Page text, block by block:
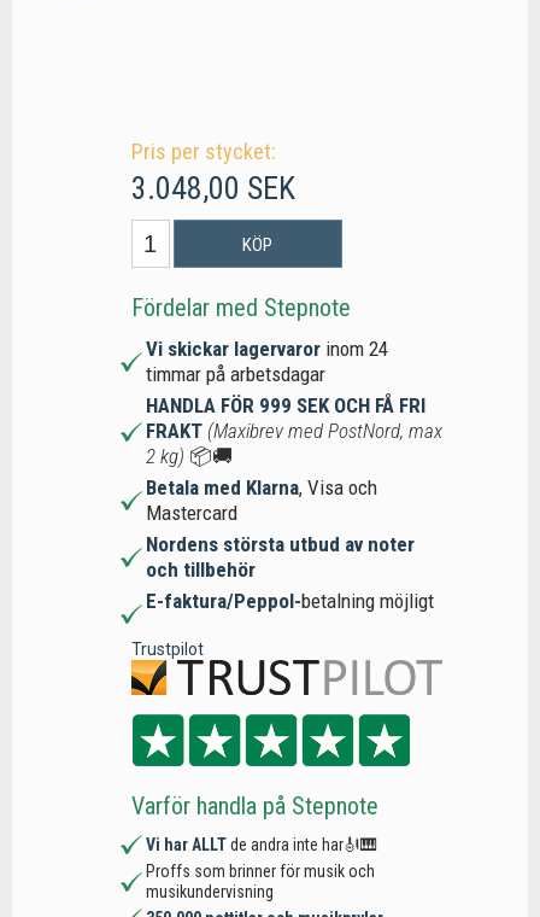
Pris per stycket:
3.048,00 SEK
KÖP
Fördelar med Stepnote
Vi skickar lagervaror inom 24
timmar på arbetsdagar
HANDLA FÖR 999 SEK OCH FÅ FRI
FRAKT (Maxibrev med PostNord, max
2 kg) 📦🚚
Betala med Klarna, Visa och
Mastercard
Nordens största utbud av noter
och tillbehör
E-faktura/Peppol-betalning möjligt
Trustpilot
Varför handla på Stepnote
Vi har ALLTde andra inte har🎻🎹
Proffs som brinner för musik och
musikundervisning